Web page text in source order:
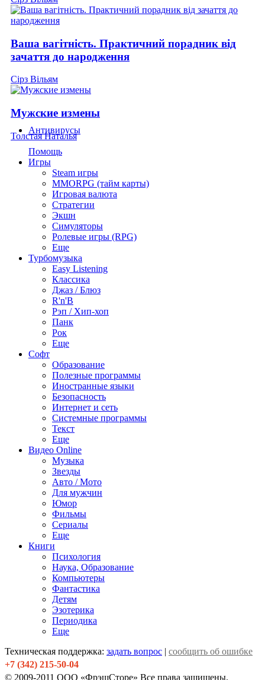
Ваша вагітність. Практичний порадник від
зачаття до народження
Сірз Вільям
Мужские измены
Толстая Наталья
Антивирусы
Помощь
Игры
Steam игры
MMORPG (тайм карты)
Игровая валюта
Стратегии
Экшн
Симуляторы
Ролевые игры (RPG)
Еще
Турбомузыка
Easy Listening
Классика
Джаз / Блюз
R'n'B
Рэп / Хип-хоп
Панк
Рок
Еще
Софт
Образование
Полезные программы
Иностранные языки
Безопасность
Интернет и сеть
Системные программы
Текст
Еще
Видео Online
Музыка
Звезды
Авто / Мото
Для мужчин
Юмор
Фильмы
Сериалы
Еще
Книги
Психология
Наука, Образование
Компьютеры
Фантастика
Детям
Эзотерика
Периодика
Еще
Техническая поддержка: задать вопрос | сообщить об ошибке
+7 (342) 215-50-04
© 2009-2011 ООО «ФрэшСторе» Все права защищены.